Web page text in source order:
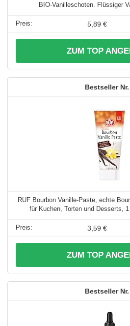
BIO-Vanilleschoten. Flüssiger
5,89 €
ZUM TOP
RUF Bourbon Vanille-Paste, echte
für Kuchen, Torten und Desserts, 1
3,59 €
ZUM TOP